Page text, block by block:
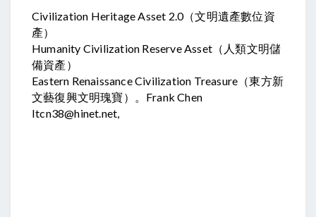
Civilization Heritage Asset 2.0（文明遺產數位資
產）
Humanity Civilization Reserve Asset（人類文明儲
備資產）
Eastern Renaissance Civilization Treasure（東方新
文藝復興文明瑰寶）。Frank Chen
Itcn38@hinet.net,